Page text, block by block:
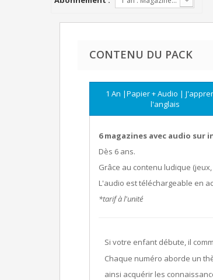
CONTENU DU PACK
1 An |Papier + Audio |
l'anglais
6 magazines avec audio sur
Dès 6 ans.
Grâce au contenu ludique
L'audio est téléchargeable en
*tarif à l'unité
Si votre enfant débute, il
Chaque numéro aborde un
ainsi acquérir les